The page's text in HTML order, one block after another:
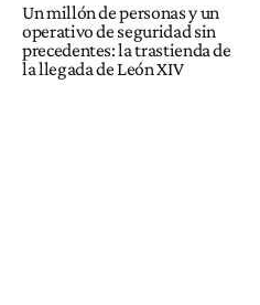
Un millón de personas y un
operativo de seguridad sin
precedentes: la trastienda de
la llegada de León XIV